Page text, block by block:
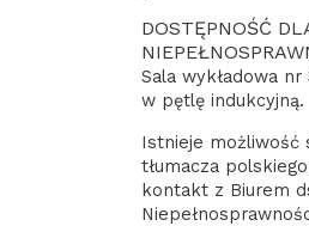
DOSTĘPNOŚĆ
Sala wykładowa
w pętlę indukcyjną.
Istnieje możliwość
tłumacza
kontakt z Biurem